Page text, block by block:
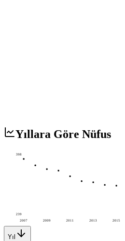
Yıllara Göre Nüfus
2007 2009 2011 2013 2015
398
239
Yıl